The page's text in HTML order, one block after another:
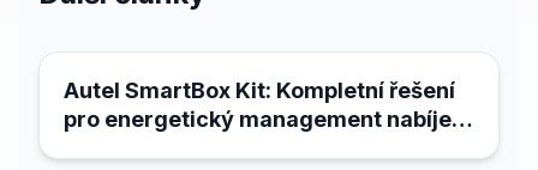
Autel SmartBox Kit: Kompletní řešení
pro energetický management nabíjecí
21. března 2026